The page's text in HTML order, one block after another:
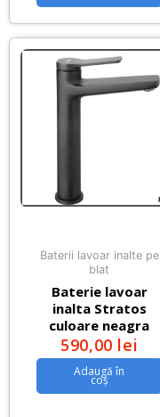
Baterii lavoar inalte pe
blat
Baterie lavoar
inalta Stratos
culoare neagra
590,00 lei
Adaugă în
coș